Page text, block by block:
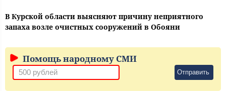
В Курской области выясняют причину неприятного
запаха возле очистных сооружений в Обояни
Помощь народному СМИ
Отправить